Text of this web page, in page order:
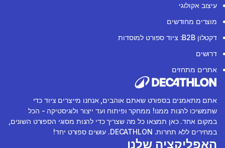
עיצוב אקולוגי
מוצרים מחודשים
דקטלון B2B: ציוד ספורט למוסדות
דרושים
אתרים מתחזים
אתם מתאמנים בספורט שאתם אוהבים, אנחנו מייצרים ציוד כדי
שתמשיכו להנות ממנו! ממחקר ופיתוח ועד ייצור ולוגיסטיקה - הכל
במקום אחד. כאן תמצאו כל מה שצריך כדי להנות מסוגי הספורט השונים,
במחירים ללא תחרות. DECATHLON. עושים ספורט יחד!
האפליקציה שלנו